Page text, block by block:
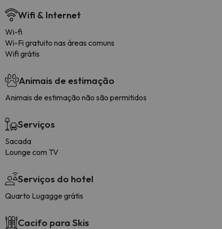
Wifi & Internet
Wi-fi
Wi-Fi gratuito nas áreas comuns
Wifi grátis
Animais de estimação
Animais de estimação não são permitidos
Serviços
Sacada
Lounge com TV
Serviços do hotel
Quarto Lugagge grátis
Cacifo para Skis